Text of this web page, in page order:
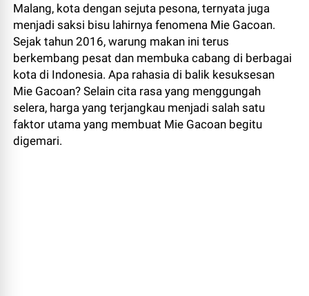
Malang, kota dengan sejuta pesona, ternyata juga
menjadi saksi bisu lahirnya fenomena Mie Gacoan.
Sejak tahun 2016, warung makan ini terus
berkembang pesat dan membuka cabang di berbagai
kota di Indonesia. Apa rahasia di balik kesuksesan
Mie Gacoan? Selain cita rasa yang menggungah
selera, harga yang terjangkau menjadi salah satu
faktor utama yang membuat Mie Gacoan begitu
digemari.